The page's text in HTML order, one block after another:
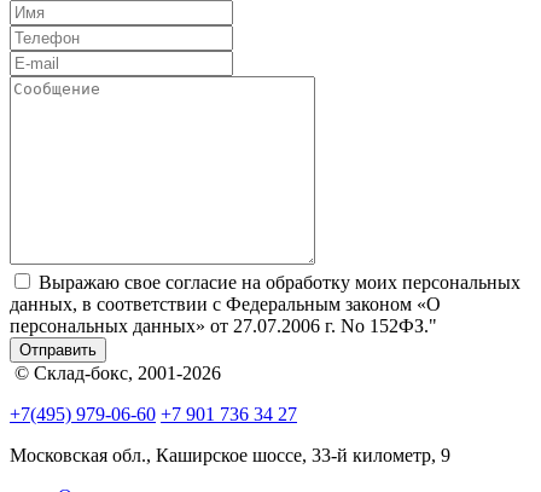
Выражаю свое согласие на обработку моих персональных
данных, в соответствии с Федеральным законом «О
персональных данных» от 27.07.2006 г. No 152­ФЗ."
Отправить
© Склад-бокс, 2001-2026
+7(495) 979-06-60 +7 901 736 34 27
Московская обл., Каширское шоссе, 33-й километр, 9